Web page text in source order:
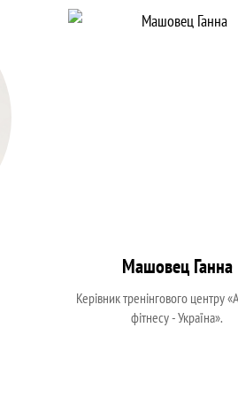
Машовец Ганна
Керівник тренінгового центру
фітнесу - Україна».